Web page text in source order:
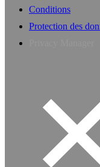
Conditions
Protection des